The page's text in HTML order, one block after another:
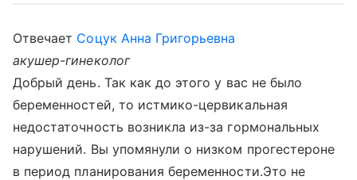
Отвечает Соцук Анна Григорьевна
акушер-гинеколог
Добрый день. Так как до этого у вас не было
беременностей, то истмико-цервикальная
недостаточность возникла из-за гормональных
нарушений. Вы упомянули о низком прогестероне
в период планирования беременности.Это не